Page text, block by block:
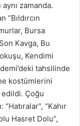
zamanda.
“Bıldırcın
Bursa
Kavga, Bu
Kendimi
tahsilinde
kostümlerini
Çoğu
“Kahır
Hasret Dolu”,